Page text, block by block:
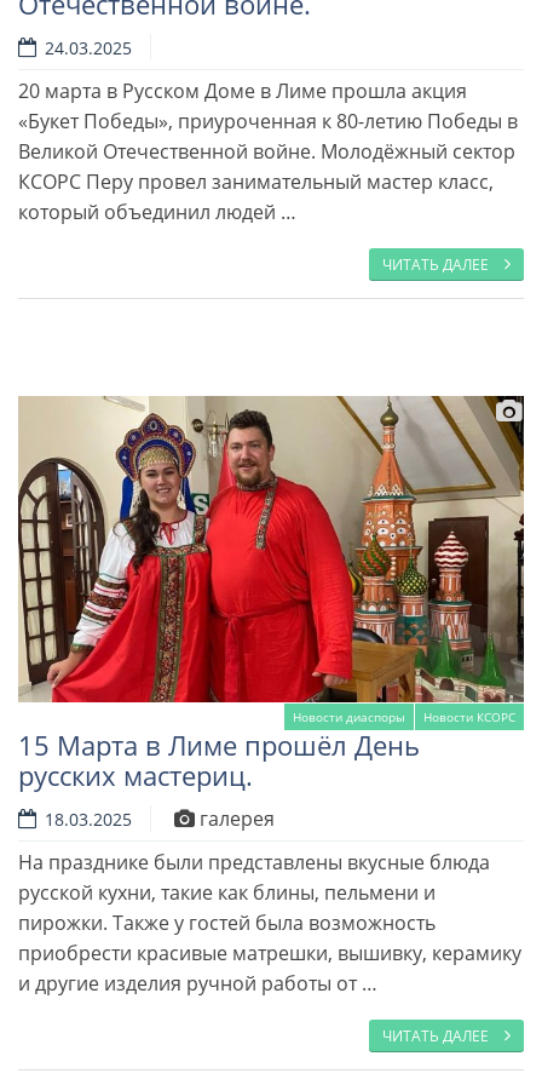
Читать далее
24.03.2025
20 марта в Русском Доме в Лиме прошла акция
«Букет Победы», приуроченная к 80-летию Победы в
Великой Отечественной войне. Молодёжный сектор
КСОРС Перу провел занимательный мастер класс,
который объединил людей …
ЧИТАТЬ ДАЛЕЕ
Новости диаспоры Новости КСОРС
Читать далее
15 Марта в Лиме прошёл День
русских мастериц.
18.03.2025
галерея
На празднике были представлены вкусные блюда
русской кухни, такие как блины, пельмени и
пирожки. Также у гостей была возможность
приобрести красивые матрешки, вышивку, керамику
и другие изделия ручной работы от …
ЧИТАТЬ ДАЛЕЕ